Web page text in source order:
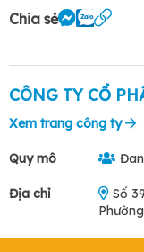
Chia sẻ
CÔNG TY CỔ
Xem trang công ty
Quy mô
Địa chỉ
Số